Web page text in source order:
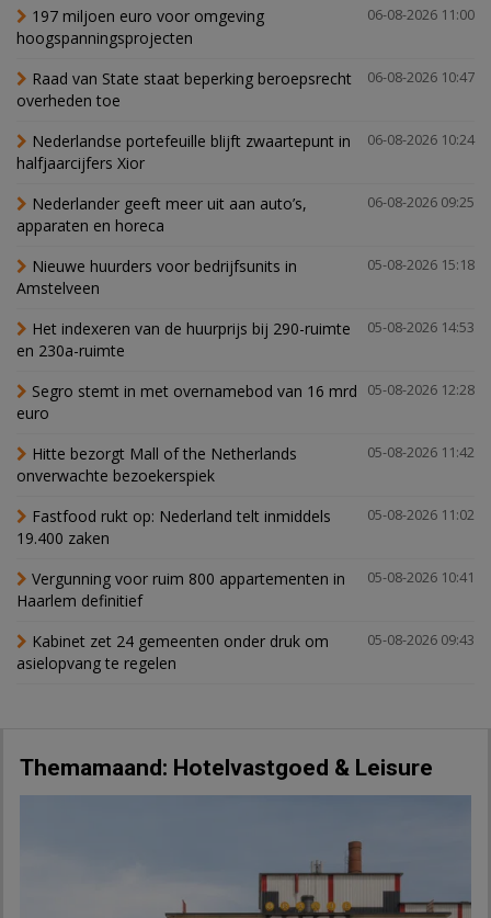
06-08-2026 11:00
197 miljoen euro voor omgeving
hoogspanningsprojecten
06-08-2026 10:47
Raad van State staat beperking beroepsrecht
overheden toe
06-08-2026 10:24
Nederlandse portefeuille blijft zwaartepunt in
halfjaarcijfers Xior
06-08-2026 09:25
Nederlander geeft meer uit aan auto’s,
apparaten en horeca
05-08-2026 15:18
Nieuwe huurders voor bedrijfsunits in
Amstelveen
05-08-2026 14:53
Het indexeren van de huurprijs bij 290-ruimte
en 230a-ruimte
05-08-2026 12:28
Segro stemt in met overnamebod van 16 mrd
euro
05-08-2026 11:42
Hitte bezorgt Mall of the Netherlands
onverwachte bezoekerspiek
05-08-2026 11:02
Fastfood rukt op: Nederland telt inmiddels
19.400 zaken
05-08-2026 10:41
Vergunning voor ruim 800 appartementen in
Haarlem definitief
05-08-2026 09:43
Kabinet zet 24 gemeenten onder druk om
asielopvang te regelen
Themamaand: Hotelvastgoed & Leisure